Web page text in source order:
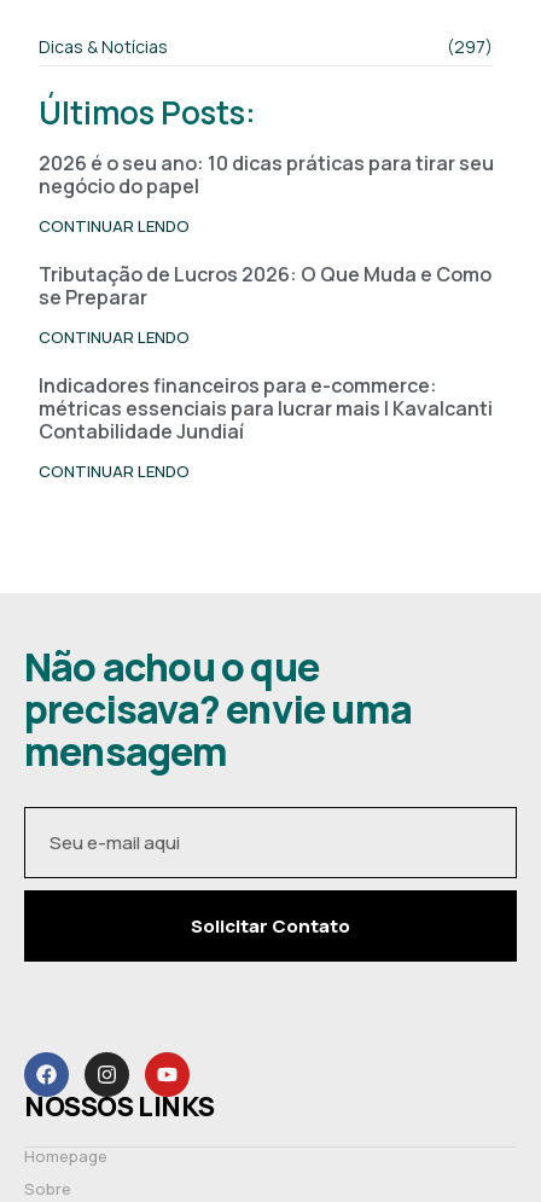
Dicas & Notícias (297)
Últimos Posts:
2026 é o seu ano: 10 dicas práticas para tirar seu
negócio do papel
CONTINUAR LENDO
Tributação de Lucros 2026: O Que Muda e Como
se Preparar
CONTINUAR LENDO
Indicadores financeiros para e-commerce:
métricas essenciais para lucrar mais | Kavalcanti
Contabilidade Jundiaí
CONTINUAR LENDO
Não achou o que
precisava? envie uma
mensagem
Solicitar Contato
NOSSOS LINKS
Homepage
Sobre